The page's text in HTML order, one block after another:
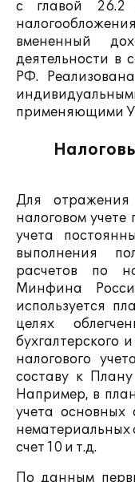
с главой
вмененный
деятельности в
РФ.
применяющими
Для отражения
налоговом
учета
выполнения
расчетов по
Минфина
используется
целях
бухгалтерского
налогового
составу к Плану
Например, в
учета основных
нематериальных
счет 10 и т.д.
По данным